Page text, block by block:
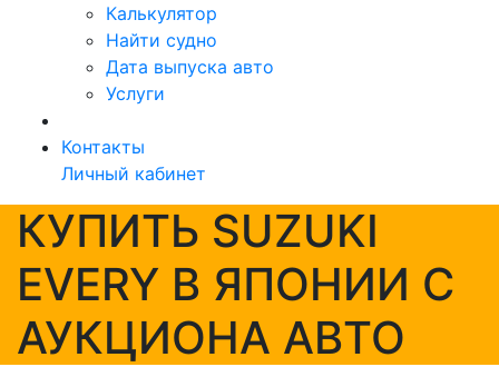
Калькулятор
Найти судно
Дата выпуска авто
Услуги
Контакты
Личный кабинет
КУПИТЬ SUZUKI
EVERY В ЯПОНИИ С
АУКЦИОНА АВТО